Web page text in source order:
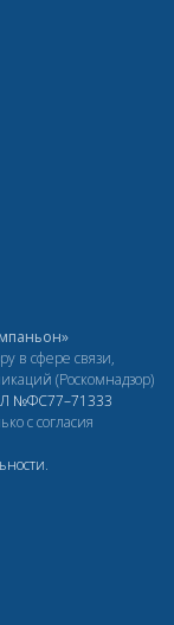
в сфере связи,
(Роскомнадзор)
№ФС77–71333
с согласия
.